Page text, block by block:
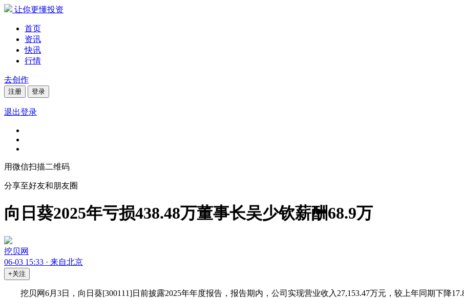
让你更懂投资
首页
资讯
快讯
行情
去创作
注册 登录
退出登录
用微信扫描二维码
分享至好友和朋友圈
向日葵2025年亏损438.48万董事长吴少钦薪酬68.9万
挖贝网
06-03 15:33 · 来自北京
+关注
挖贝网6月3日，向日葵[300111]日前披露2025年年度报告，报告期内，公司实现营业收入27,153.47万元，较上年同期下降